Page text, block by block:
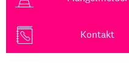
Kontakt